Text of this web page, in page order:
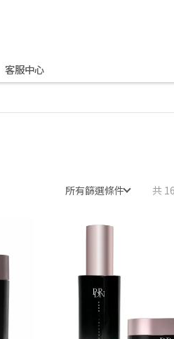
客服中心
所有篩選條件 共